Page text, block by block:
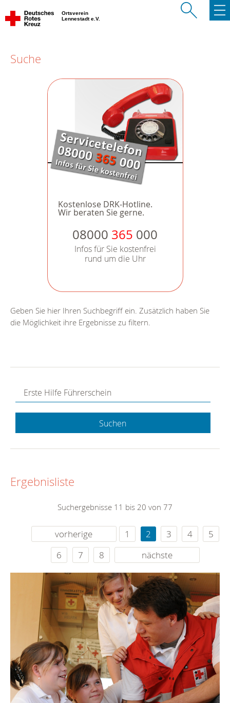
Ortsverein
Lennestadt e.V.
Suche
Kostenlose DRK-Hotline.
Wir beraten Sie gerne.
08000 365 000
Infos für Sie kostenfrei
rund um die Uhr
Geben Sie hier Ihren Suchbegriff ein. Zusätzlich haben Sie
die Möglichkeit ihre Ergebnisse zu filtern.
Suchen
Ergebnisliste
Suchergebnisse 11 bis 20 von 77
vorherige 1 2 3 4
5
6
7 8 nächste